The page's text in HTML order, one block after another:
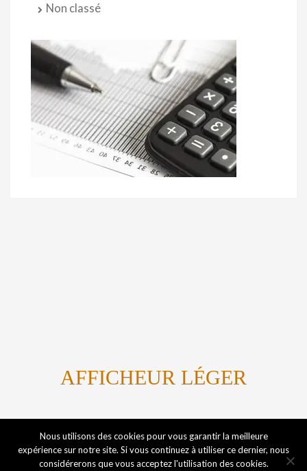
Non classé
AFFICHEUR LÉGER
Nous utilisons des cookies pour vous garantir la meilleure
expérience sur notre site. Si vous continuez à utiliser ce dernier, nous
considérerons que vous acceptez l'utilisation des cookies.